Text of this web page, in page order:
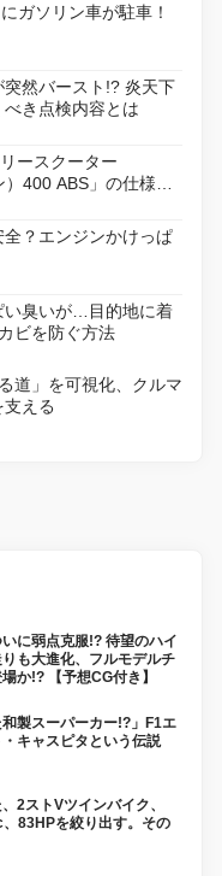
ガソリン車が駐車！
然バースト!? 炎天下
き点検内容とは
ースクーター
400 ABS」の仕様を
？エンジンかけっぱ
い臭いが…目的地に着
ビを防ぐ方法
道」を可視化、クルマ
える
に弱点克服!? 待望のハイ
も大進化、フルモデルチ
か!? 【予想CG付き】
和製スーパーカー!?」F1エ
キャスピタという伝説
2ストVツインバイク、
83HPを絞り出す。その